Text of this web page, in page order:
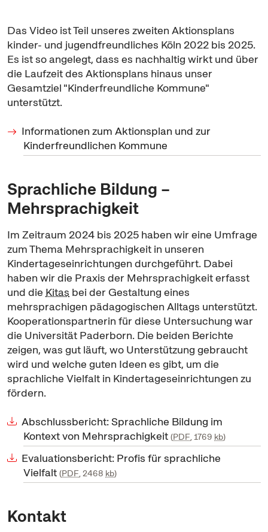
Das Video ist Teil unseres zweiten Aktionsplans
kinder- und jugendfreundliches Köln 2022 bis 2025.
Es ist so angelegt, dass es nachhaltig wirkt und über
die Laufzeit des Aktionsplans hinaus unser
Gesamtziel "Kinderfreundliche Kommune"
unterstützt.
Informationen zum Aktionsplan und zur
Kinderfreundlichen Kommune
Sprachliche Bildung –
Mehrsprachigkeit
Im Zeitraum 2024 bis 2025 haben wir eine Umfrage
zum Thema Mehrsprachigkeit in unseren
Kindertageseinrichtungen durchgeführt. Dabei
haben wir die Praxis der Mehrsprachigkeit erfasst
und die Kitas bei der Gestaltung eines
mehrsprachigen pädagogischen Alltags unterstützt.
Kooperationspartnerin für diese Untersuchung war
die Universität Paderborn. Die beiden Berichte
zeigen, was gut läuft, wo Unterstützung gebraucht
wird und welche guten Ideen es gibt, um die
sprachliche Vielfalt in Kindertageseinrichtungen zu
fördern.
Abschlussbericht: Sprachliche Bildung im
Kontext von Mehrsprachigkeit PDF, 1769 kb
Evaluationsbericht: Profis für sprachliche
Vielfalt PDF, 2468 kb
Kontakt